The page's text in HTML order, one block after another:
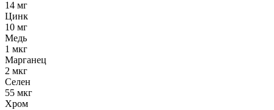
14 мг
Цинк
10 мг
Медь
1 мкг
Марганец
2 мкг
Селен
55 мкг
Хром